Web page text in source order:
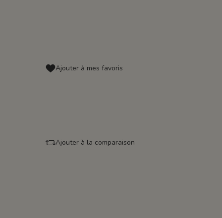
Ajouter à mes favoris
Ajouter à la comparaison